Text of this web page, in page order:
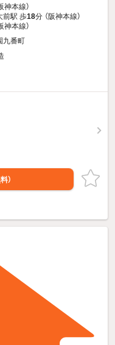
神本線）
前駅 歩18分 （阪神本線）
神本線）
九番町
）